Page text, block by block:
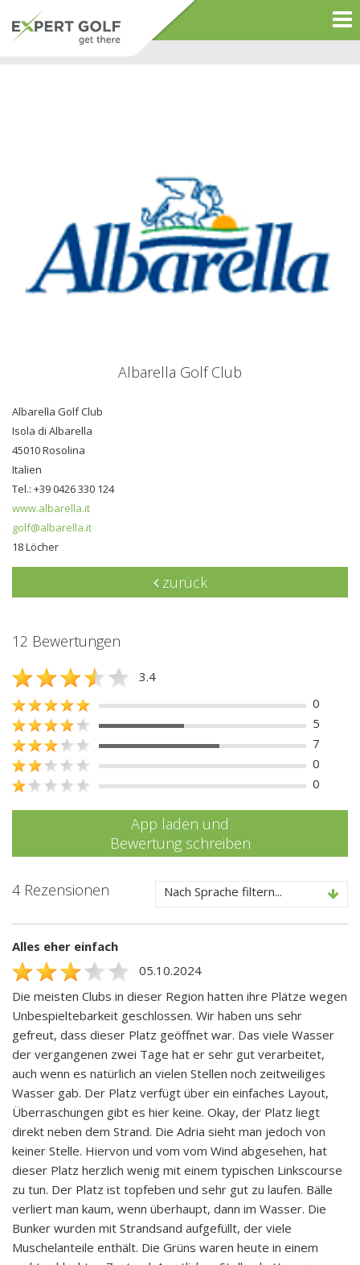
Albarella Golf Club
Albarella Golf Club
Isola di Albarella
45010 Rosolina
Italien
Tel.: +39 0426 330 124
www.albarella.it
golf@albarella.it
18 Löcher
zurück
12 Bewertungen
3.4
0
5
7
0
0
App laden und
Bewertung schreiben
4 Rezensionen Nach Sprache filtern...
Alles eher einfach
05.10.2024
Die meisten Clubs in dieser Region hatten ihre Plätze wegen
Unbespieltebarkeit geschlossen. Wir haben uns sehr
gefreut, dass dieser Platz geöffnet war. Das viele Wasser
der vergangenen zwei Tage hat er sehr gut verarbeitet,
auch wenn es natürlich an vielen Stellen noch zeitweiliges
Wasser gab. Der Platz verfügt über ein einfaches Layout,
Überraschungen gibt es hier keine. Okay, der Platz liegt
direkt neben dem Strand. Die Adria sieht man jedoch von
keiner Stelle. Hiervon und vom vom Wind abgesehen, hat
dieser Platz herzlich wenig mit einem typischen Linkscourse
zu tun. Der Platz ist topfeben und sehr gut zu laufen. Bälle
verliert man kaum, wenn überhaupt, dann im Wasser. Die
Bunker wurden mit Strandsand aufgefüllt, der viele
Muschelanteile enthält. Die Grüns waren heute in einem